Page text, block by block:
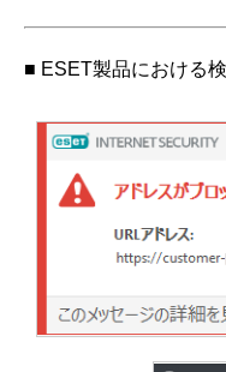
■ ESET製品における